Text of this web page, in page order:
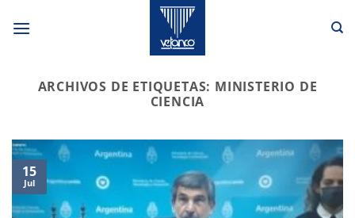
ARCHIVOS DE ETIQUETAS: MINISTERIO DE
CIENCIA
15
Jul